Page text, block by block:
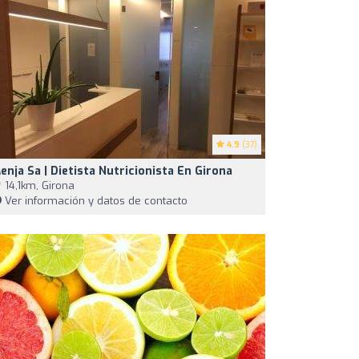
4.9 (37)
Sa | Dietista Nutricionista En Girona
14,1km, Girona
Ver información y datos de contacto